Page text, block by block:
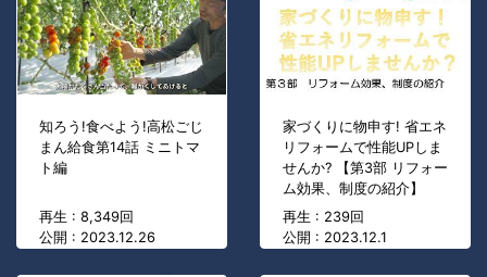
知ろう!食べよう!高松ごじ
まん給食第14話 ミニトマ
ト編
再生 : 8,349回
公開 : 2023.12.26
家づくりに物申す! 省エネ
リフォームで性能UPしま
せんか? 【第3部 リフォー
ム効果、制度の紹介】
再生 : 239回
公開 : 2023.12.1